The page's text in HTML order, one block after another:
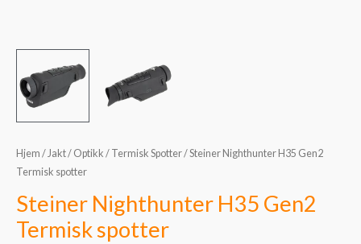
Hjem / Jakt/ Optikk / Termisk Spotter/ Steiner Nighthunter H35 Gen2
Termisk spotter
Steiner Nighthunter H35 Gen2
Termisk spotter